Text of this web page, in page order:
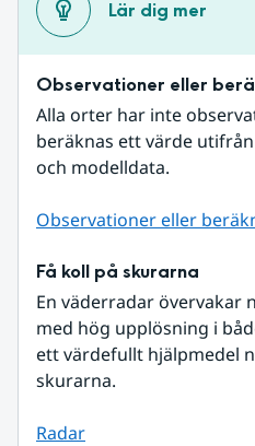
Lär dig mer
Observationer eller
Alla orter har inte
beräknas ett värde
och modelldata.
Observationer eller
Få koll på skurarna
En väderradar övervakar
med hög upplösning i
ett värdefullt hjälpmedel
skurarna.
Radar